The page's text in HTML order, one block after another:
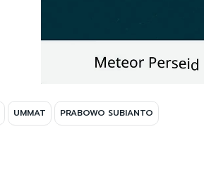
UMMAT PRABOWO SUBIANTO